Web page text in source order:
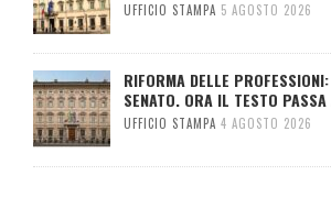
UFFICIO STAMPA 5 AGOSTO 2026
RIFORMA DELLE
SENATO. ORA IL TESTO
UFFICIO STAMPA 4 AGOSTO 2026